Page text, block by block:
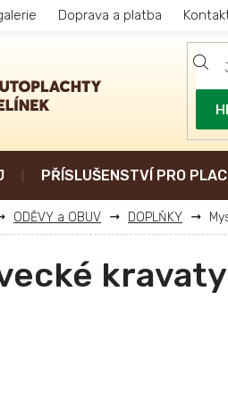
Doprava a platba
PŘÍSLUŠENSTVÍ PRO
ODĚVY a OBUV DOPLŇKY
kravaty